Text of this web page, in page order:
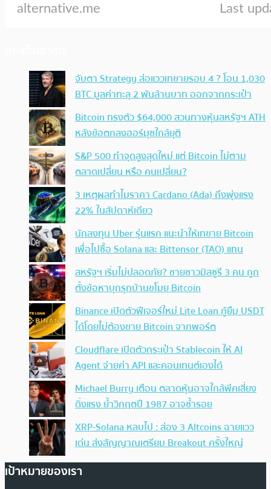
จับตา Strategy ส่อแววเทขายรอบ 4 ? โอน 1,030
BTC มูลค่าทะลุ 2 พันล้านบาท ออกจากกระเป๋า
Bitcoin ทรงตัว $64,000 สวนทางหุ้นสหรัฐฯ ATH
หลังข้อตกลงฮอร์มุซใกล้ยุติ
S&P 500 ทำจุดสูงสุดใหม่ แต่ Bitcoin ไม่ตาม
ตลาดเปลี่ยน หรือ คนเปลี่ยน?
3 เหตุผลทำไมราคา Cardano (Ada) ถึงพุ่งแรง
22% ในสัปดาห์เดียว
นักลงทุน Uber รุ่นแรก แนะนำให้เทขาย Bitcoin
เพื่อไปซื้อ Solana และ Bittensor (TAO) แทน
สหรัฐฯ เริ่มไม่ปลอดภัย? ชายชาวมิสซูรี 3 คน ถูก
ตั้งข้อหาบุกรุกบ้านขโมย Bitcoin
Binance เปิดตัวฟีเจอร์ใหม่ Lite Loan กู้ยืม USDT
ได้โดยไม่ต้องขาย Bitcoin จากพอร์ต
Cloudflare เปิดตัวกระเป๋า Stablecoin ให้ AI
Agent จ่ายค่า API และคอนเทนต์เองได้
Michael Burry เตือน ตลาดหุ้นอาจใกล้พีคเสี่ยง
ดิ่งแรง ย้ำวิกฤตปี 1987 อาจซ้ำรอย
XRP-Solana หลบไป : ส่อง 3 Altcoins ฉายแวว
เด่น ส่งสัญญาณเตรียม Breakout ครั้งใหญ่
เป้าหมายของเรา